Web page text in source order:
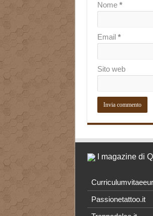
Nome *
Email *
Sito web
I magazine di
Passionetattoo.it